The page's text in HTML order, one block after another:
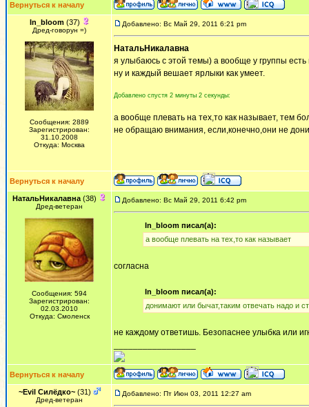
Вернуться к началу
In_bloom(37)
Дред-говорун =)
Сообщения: 2889
Зарегистрирован:
31.10.2008
Откуда: Москва
Добавлено: Вс Май 29, 2011 6:21 pm
НатальНикалавна
я улыбаюсь с этой темы) а вообще у группы
ну и каждый вешает ярлыки как умеет.
Добавлено спустя 2 минуты 2 секунды:
а вообще плевать на тех,то как называет, тем
не обращаю внимания, если,конечно,они не
Вернуться к началу
НатальНикалавна (38)
Дред-ветеран
Сообщения: 594
Зарегистрирован:
02.03.2010
Откуда: Смоленск
Добавлено: Вс Май 29, 2011 6:42 pm
In_bloom писал(а):
а вообще плевать на тех,то как называет
согласна
In_bloom писал(а):
донимают или бычат,таким отвечать надо и
не каждому ответишь. Безопаснее улыбка или
Вернуться к началу
~Evil Силёдко~(31)
Дред-ветеран
Добавлено: Пт Июн 03, 2011 12:27 am